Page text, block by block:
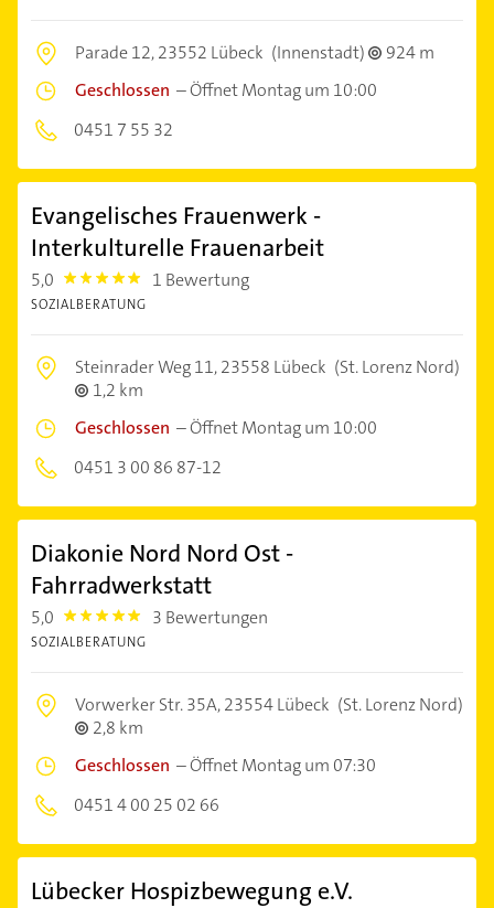
Parade 12,23552 Lübeck (Innenstadt)
924 m
Geschlossen –Öffnet Montag um 10:00
0451 7 55 32
Evangelisches Frauenwerk -
Interkulturelle Frauenarbeit
5,0 5.0 1 Bewertung
SOZIALBERATUNG
Steinrader Weg 11,23558 Lübeck (St. Lorenz Nord)
1,2 km
Geschlossen –Öffnet Montag um 10:00
0451 3 00 86 87-12
Diakonie Nord Nord Ost -
Fahrradwerkstatt
5,0 5.0 3 Bewertungen
SOZIALBERATUNG
Vorwerker Str. 35A,23554 Lübeck (St. Lorenz Nord)
2,8 km
Geschlossen –Öffnet Montag um 07:30
0451 4 00 25 02 66
Lübecker Hospizbewegung e.V.